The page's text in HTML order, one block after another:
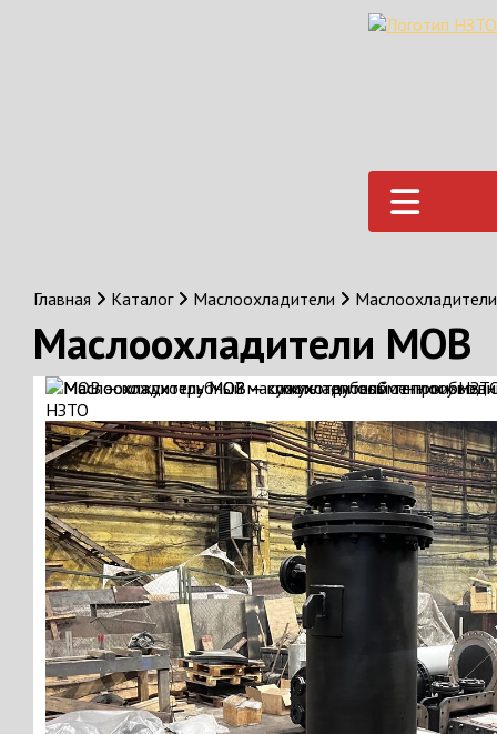
Главная Каталог Маслоохладители
Маслоохладители МОВ